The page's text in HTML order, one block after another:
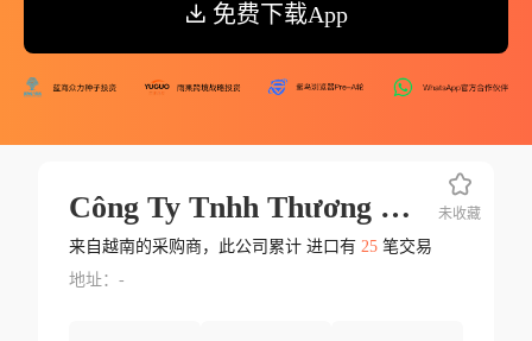
免费下载App
Công Ty Tnhh Thương Mại Và Xuất Nhập Khẩu Travico
来自越南的采购商，此公司累计 进口有 25笔交易
地址：-
未收藏